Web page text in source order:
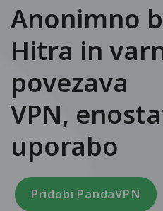
Anonimno
Hitra in
povezava
VPN,
uporabo
Pridobi PandaVPN